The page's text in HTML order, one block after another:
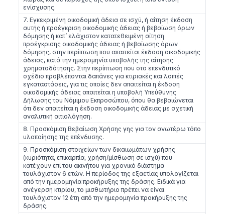
ενίσχυσης.
7. Εγκεκριμένη οικοδομική άδεια σε ισχύ, ή αίτηση έκδοση
αυτής ή προέγκριση οικοδομικής άδειας ή βεβαίωση όρων
δόμησης ή κατ’ ελάχιστον κατατεθειμένη αίτηση
προέγκρισης οικοδομικής άδειας ή βεβαίωσης όρων
δόμησης, στην περίπτωση που απαιτείται έκδοση οικοδομικής
άδειας, κατά την ημερομηνία υποβολής της αίτησης
χρηματοδότησης. Στην περίπτωση που στο επενδυτικό
σχέδιο προβλέπονται δαπάνες για κτιριακές και λοιπές
εγκαταστάσεις, για τις οποίες δεν απαιτείται η έκδοση
οικοδομικής άδειας απαιτείται η υποβολή Υπεύθυνης
Δήλωσης του Νόμιμου Εκπροσώπου, όπου θα βεβαιώνεται
ότι δεν απαιτείται η έκδοση οικοδομικής άδειας με σχετική
αναλυτική αιτιολόγηση.
8. Προσκόμιση Βεβαίωση Χρήσης γης για τον ανωτέρω τόπο
υλοποίησης της επένδυσης.
9. Προσκόμιση στοιχείων των δικαιωμάτων χρήσης
(κυριότητα, επικαρπία, χρήση/μίσθωση σε ισχύ) που
κατέχουν επί του ακινήτου για χρονικό διάστημα
τουλάχιστον 6 ετών. Η περίοδος της εξαετίας υπολογίζεται
από την ημερομηνία προκήρυξης της δράσης. Ειδικά για
ανέγερση κτιρίου, το μισθωτήριο πρέπει να είναι
τουλάχιστον 12 έτη από την ημερομηνία προκήρυξης της
δράσης.